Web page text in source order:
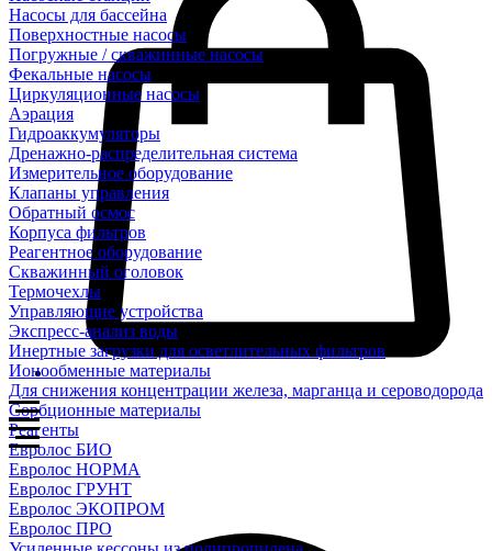
Насосы для бассейна
Поверхностные насосы
Погружные / скважинные насосы
Фекальные насосы
Циркуляционные насосы
Аэрация
Гидроаккумуляторы
Дренажно-распределительная система
Измерительное оборудование
Клапаны управления
Обратный осмос
Корпуса фильтров
Реагентное оборудование
Скважинный оголовок
Термочехлы
Управляющие устройства
Экспресс-анализ воды
Инертные загрузки для осветлительных фильтров
Ионообменные материалы
Для снижения концентрации железа, марганца и сероводорода
Сорбционные материалы
Реагенты
Евролос БИО
Евролос НОРМА
Евролос ГРУНТ
Евролос ЭКОПРОМ
Евролос ПРО